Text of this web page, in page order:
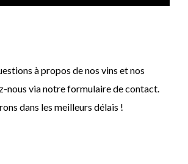
à propos de nos vins et nos
nous via notre formulaire de contact.
dans les meilleurs délais !